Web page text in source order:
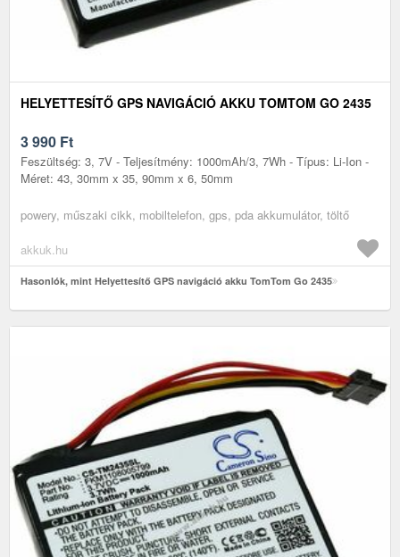
HELYETTESÍTŐ GPS NAVIGÁCIÓ AKKU TOMTOM GO 2435
3 990 Ft
Feszültség: 3, 7V - Teljesítmény: 1000mAh/3, 7Wh - Típus: Li-Ion -
Méret: 43, 30mm x 35, 90mm x 6, 50mm
powery, műszaki cikk, mobiltelefon, gps, pda akkumulátor, töltő
akkuk.hu
Hasonlók, mint Helyettesítő GPS navigáció akku TomTom Go 2435